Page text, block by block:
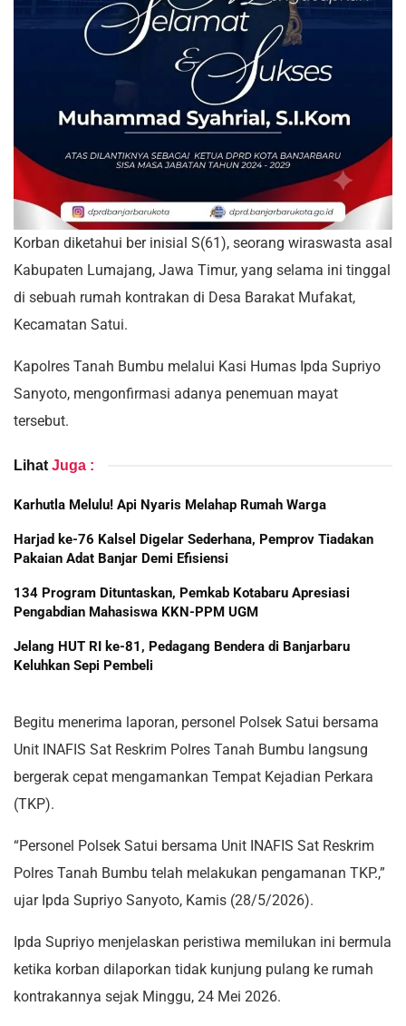
Korban diketahui ber inisial S(61), seorang wiraswasta asal
Kabupaten Lumajang, Jawa Timur, yang selama ini tinggal
di sebuah rumah kontrakan di Desa Barakat Mufakat,
Kecamatan Satui.
Kapolres Tanah Bumbu melalui Kasi Humas Ipda Supriyo
Sanyoto, mengonfirmasi adanya penemuan mayat
tersebut.
Lihat Juga :
Karhutla Melulu! Api Nyaris Melahap Rumah Warga
Harjad ke-76 Kalsel Digelar Sederhana, Pemprov Tiadakan
Pakaian Adat Banjar Demi Efisiensi
134 Program Dituntaskan, Pemkab Kotabaru Apresiasi
Pengabdian Mahasiswa KKN-PPM UGM
Jelang HUT RI ke-81, Pedagang Bendera di Banjarbaru
Keluhkan Sepi Pembeli
Begitu menerima laporan, personel Polsek Satui bersama
Unit INAFIS Sat Reskrim Polres Tanah Bumbu langsung
bergerak cepat mengamankan Tempat Kejadian Perkara
(TKP).
“Personel Polsek Satui bersama Unit INAFIS Sat Reskrim
Polres Tanah Bumbu telah melakukan pengamanan TKP.,”
ujar Ipda Supriyo Sanyoto, Kamis (28/5/2026).
Ipda Supriyo menjelaskan peristiwa memilukan ini bermula
ketika korban dilaporkan tidak kunjung pulang ke rumah
kontrakannya sejak Minggu, 24 Mei 2026.